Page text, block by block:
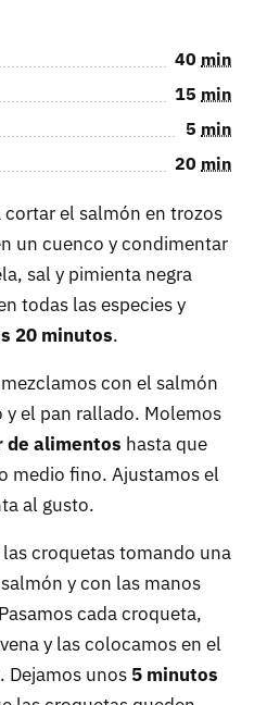
40 min
15 min
5 min
20 min
cortar el salmón en trozos
un cuenco y condimentar
sal y pimienta negra
todas las especies y
20 minutos.
con el salmón
y el pan rallado. Molemos
de alimentos hasta que
medio fino. Ajustamos el
al gusto.
croquetas tomando una
y con las manos
cada croqueta,
y las colocamos en el
Dejamos unos 5 minutos